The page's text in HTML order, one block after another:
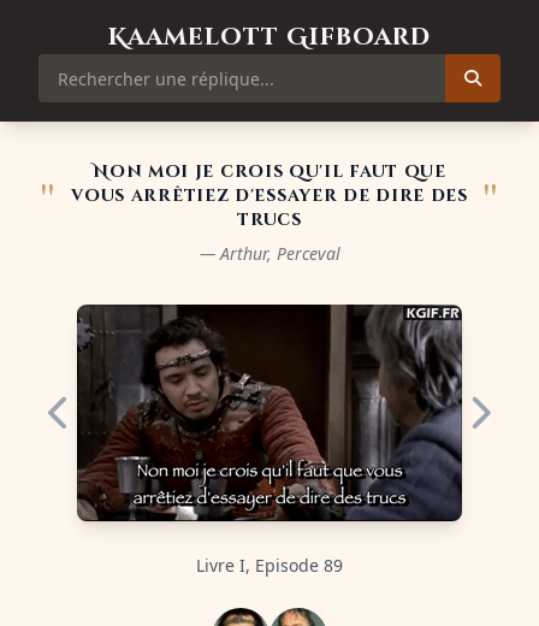
Kaamelott Gifboard
"
Non moi je crois qu'il faut que
vous arrêtiez d'essayer de dire des
trucs
"
— Arthur, Perceval
Livre I, Episode 89